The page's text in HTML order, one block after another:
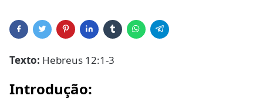
Texto: Hebreus 12:1-3
Introdução: